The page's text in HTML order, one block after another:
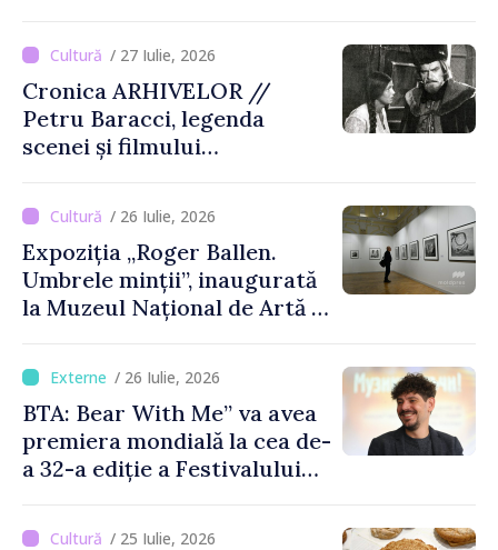
/ 27 Iulie, 2026
Cronica ARHIVELOR //
Petru Baracci, legenda
scenei și filmului
/ 26 Iulie, 2026
Expoziția „Roger Ballen.
Umbrele minții”, inaugurată
la Muzeul Național de Artă al
/ 26 Iulie, 2026
BTA: Bear With Me” va avea
premiera mondială la cea de-
a 32-a ediție a Festivalului
august
/ 25 Iulie, 2026